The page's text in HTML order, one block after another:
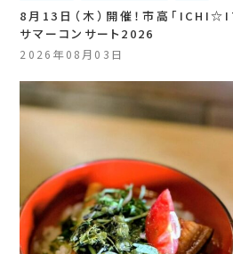
8月13日（木）開催！市高「
サマーコンサート2026
2026年08月03日